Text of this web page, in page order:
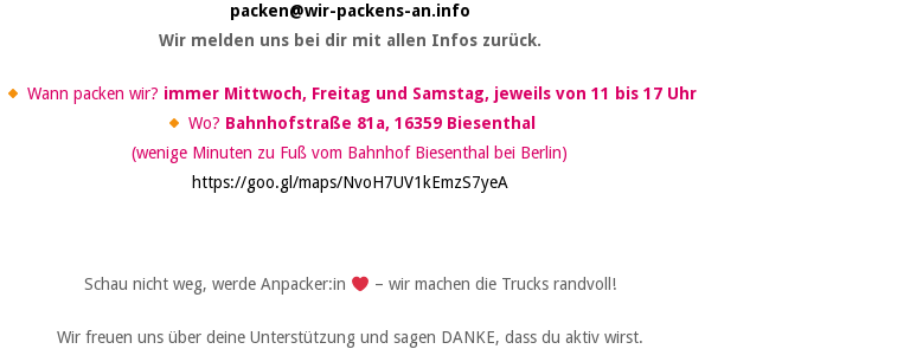
packen@wir-packens-an.info
Wir melden uns bei dir mit allen Infos zurück.
Wann packen wir? immer Mittwoch, Freitag und Samstag, jeweils von 11 bis 17 Uhr
Wo? Bahnhofstraße 81a, 16359 Biesenthal
(wenige Minuten zu Fuß vom Bahnhof Biesenthal bei Berlin)
https://goo.gl/maps/NvoH7UV1kEmzS7yeA
Schau nicht weg, werde Anpacker:in – wir machen die Trucks randvoll!
Wir freuen uns über deine Unterstützung und sagen DANKE, dass du aktiv wirst.